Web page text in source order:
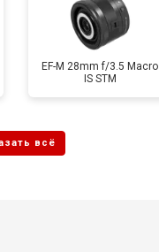
EF-M 28mm f/3.5 Macro
IS STM